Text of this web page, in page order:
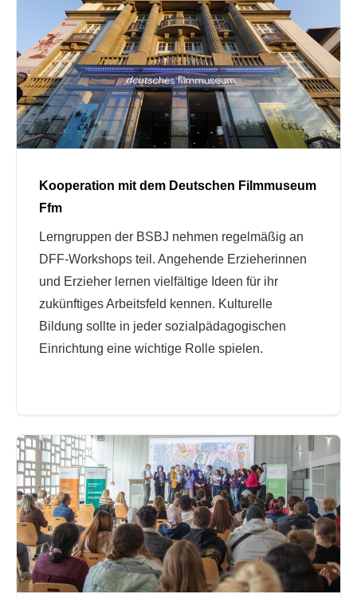
Kooperation mit dem Deutschen Filmmuseum
Ffm
Lerngruppen der BSBJ nehmen regelmäßig an
DFF-Workshops teil. Angehende Erzieherinnen
und Erzieher lernen vielfältige Ideen für ihr
zukünftiges Arbeitsfeld kennen. Kulturelle
Bildung sollte in jeder sozialpädagogischen
Einrichtung eine wichtige Rolle spielen.